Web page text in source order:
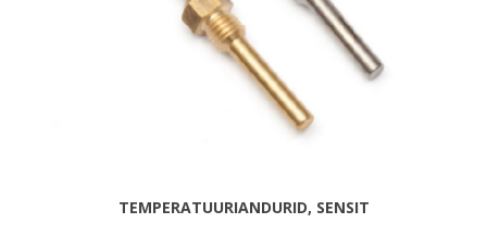
TEMPERATUURIANDURID, SENSIT